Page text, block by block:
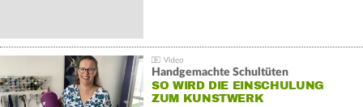
Handgemachte Schultüten
SO WIRD DIE EINSCHULUNG
ZUM KUNSTWERK